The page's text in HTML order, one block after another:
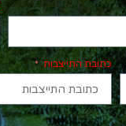
כתובת התייצבות